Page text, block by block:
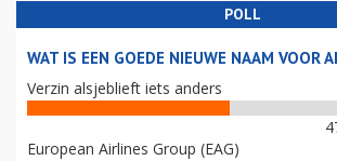
POLL
WAT IS EEN GOEDE NIEUWE NAAM VOOR
Verzin alsjeblieft iets anders
European Airlines Group (EAG)